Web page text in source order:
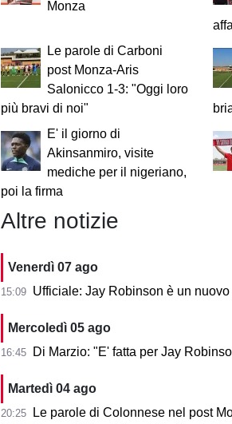
Monza
Le parole di Carboni
post Monza-Aris
Salonicco 1-3: "Oggi loro
più bravi di noi"
E' il giorno di
Akinsanmiro, visite
mediche per il nigeriano,
poi la firma
Altre notizie
Venerdì 07 ago
15:09 Ufficiale: Jay Robinson è un
Mercoledì 05 ago
16:45 Di Marzio: "E' fatta per Jay
Martedì 04 ago
20:25 Le parole di Colonnese nel post Monza-